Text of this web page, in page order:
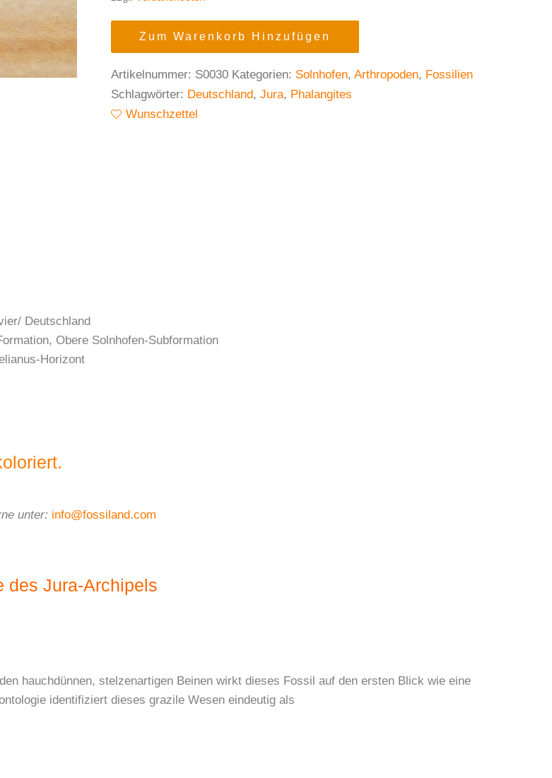
Zum Warenkorb Hinzufügen
Artikelnummer: S0030 Kategorien: Solnhofen, Arthropoden, Fossilien
Schlagwörter: Deutschland, Jura, Phalangites
Wunschzettel
Deutschland
Obere Solnhofen-Subformation
Horizont
unter: info@fossiland.com
des Jura-Archipels
hauchdünnen, stelzenartigen Beinen wirkt dieses Fossil auf den ersten Blick wie eine
identifiziert dieses grazile Wesen eindeutig als